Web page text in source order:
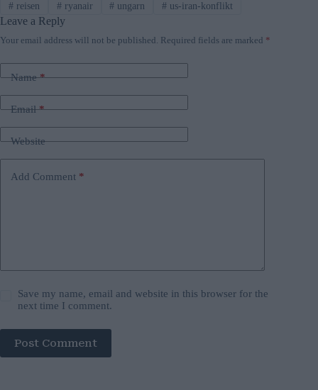
#reisen #ryanair # ungarn # us-iran-konflikt
Leave a Reply
Your email address will not be published. Required fields are marked *
Name*
Email*
Website
Add Comment *
Save my name, email and website in this browser for the
next time I comment.
Post Comment